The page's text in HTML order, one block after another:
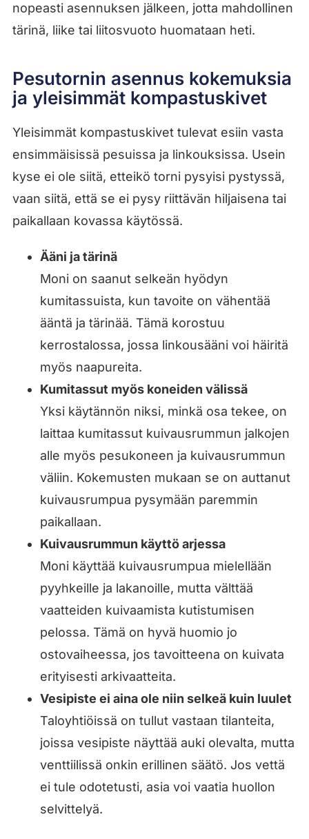
nopeasti asennuksen jälkeen, jotta mahdollinen
tärinä, liike tai liitosvuoto huomataan heti.
Pesutornin asennus kokemuksia
ja yleisimmät kompastuskivet
Yleisimmät kompastuskivet tulevat esiin vasta
ensimmäisissä pesuissa ja linkouksissa. Usein
kyse ei ole siitä, etteikö torni pysyisi pystyssä,
vaan siitä, että se ei pysy riittävän hiljaisena tai
paikallaan kovassa käytössä.
Ääni ja tärinä
Moni on saanut selkeän hyödyn
kumitassuista, kun tavoite on vähentää
ääntä ja tärinää. Tämä korostuu
kerrostalossa, jossa linkousääni voi häiritä
myös naapureita.
Kumitassut myös koneiden välissä
Yksi käytännön niksi, minkä osa tekee, on
laittaa kumitassut kuivausrummun jalkojen
alle myös pesukoneen ja kuivausrummun
väliin. Kokemusten mukaan se on auttanut
kuivausrumpua pysymään paremmin
paikallaan.
Kuivausrummun käyttö arjessa
Moni käyttää kuivausrumpua mielellään
pyyhkeille ja lakanoille, mutta välttää
vaatteiden kuivaamista kutistumisen
pelossa. Tämä on hyvä huomio jo
ostovaiheessa, jos tavoitteena on kuivata
erityisesti arkivaatteita.
Vesipiste ei aina ole niin selkeä kuin luulet
Taloyhtiöissä on tullut vastaan tilanteita,
joissa vesipiste näyttää auki olevalta, mutta
venttiilissä onkin erillinen säätö. Jos vettä
ei tule odotetusti, asia voi vaatia huollon
selvittelyä.